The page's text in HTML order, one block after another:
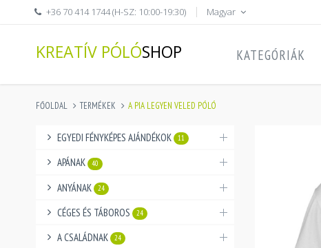
+36 70 414 1744 (H-SZ: 10:00-19:30) Magyar
KREATÍV PÓLÓSHOP KATEGÓRIÁK
FŐOLDAL TERMÉKEK A PIA LEGYEN VELED PÓLÓ
EGYEDI FÉNYKÉPES AJÁNDÉKOK 11
APÁNAK 40
ANYÁNAK 24
CÉGES ÉS TÁBOROS 24
A CSALÁDNAK 24